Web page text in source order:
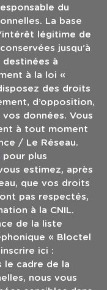
du
La base
légitime de
jusqu'à
à
à la loi «
des droits
d’opposition,
données. Vous
à tout moment
/ Le Réseau.
pour plus
estimez, après
que vos droits
pas respectés,
à la CNIL.
de la liste
« Bloctel
ici :
le cadre de la
nous vous